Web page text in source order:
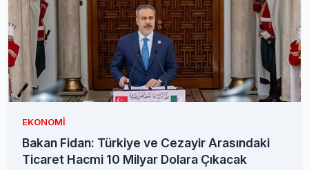
EKONOMI
Bakan Fidan: Türkiye ve Cezayir Arasındaki
Ticaret Hacmi 10 Milyar Dolara Çıkacak